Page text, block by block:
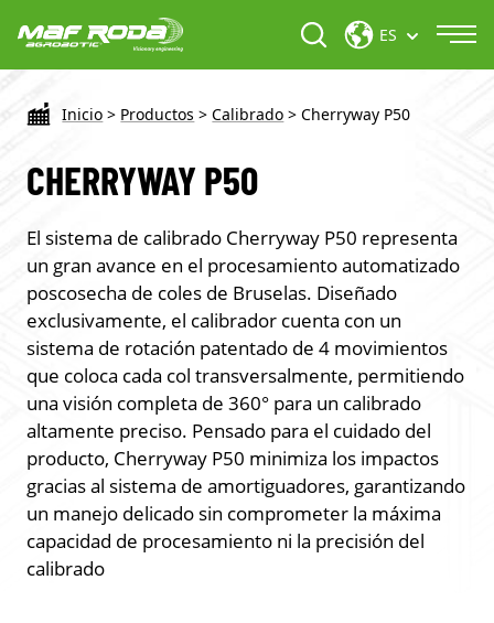
ES
Inicio > Productos > Calibrado > Cherryway P50
CHERRYWAY P50
El sistema de calibrado Cherryway P50 representa
un gran avance en el procesamiento automatizado
poscosecha de coles de Bruselas. Diseñado
exclusivamente, el calibrador cuenta con un
sistema de rotación patentado de 4 movimientos
que coloca cada col transversalmente, permitiendo
una visión completa de 360° para un calibrado
altamente preciso. Pensado para el cuidado del
producto, Cherryway P50 minimiza los impactos
gracias al sistema de amortiguadores, garantizando
un manejo delicado sin comprometer la máxima
capacidad de procesamiento ni la precisión del
calibrado